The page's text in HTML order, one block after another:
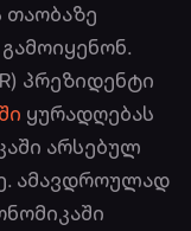
თაობაზე
პრეზიდენტი
ყურადღებას
არსებულ
ამავდროულად